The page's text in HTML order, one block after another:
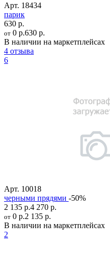
Арт. 18434
парик
630 р.
от 0 р.630 р.
В наличии на маркетплейсах
4 отзыва
6
Арт. 10018
черными прядями -50%
2 135 р.4 270 р.
от 0 р.2 135 р.
В наличии на маркетплейсах
2